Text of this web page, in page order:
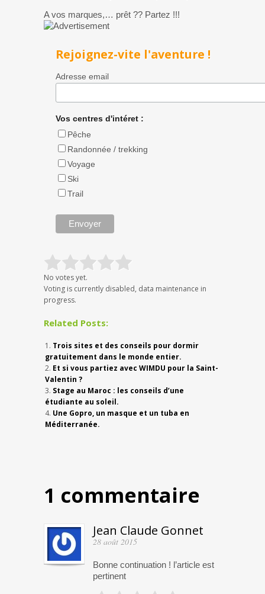
A vos marques,… prêt ?? Partez !!!
Rejoignez-vite l'aventure !
Adresse email
Vos centres d'intéret :
Pêche
Randonnée / trekking
Voyage
Ski
Trail
No votes yet.
Voting is currently disabled, data maintenance in
progress.
Related Posts:
Trois sites et des conseils pour dormir
gratuitement dans le monde entier.
Et si vous partiez avec WIMDU pour la Saint-
Valentin ?
Stage au Maroc : les conseils d’une
étudiante au soleil.
Une Gopro, un masque et un tuba en
Méditerranée.
1 commentaire
Jean Claude Gonnet
28 août 2015
Bonne continuation ! l’article est
pertinent